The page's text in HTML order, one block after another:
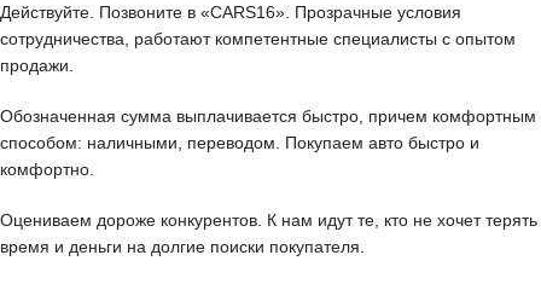
Действуйте. Позвоните в «CARS16». Прозрачные условия
сотрудничества, работают компетентные специалисты с опытом
продажи.
Обозначенная сумма выплачивается быстро, причем комфортным
способом: наличными, переводом. Покупаем авто быстро и
комфортно.
Оцениваем дороже конкурентов. К нам идут те, кто не хочет терять
время и деньги на долгие поиски покупателя.